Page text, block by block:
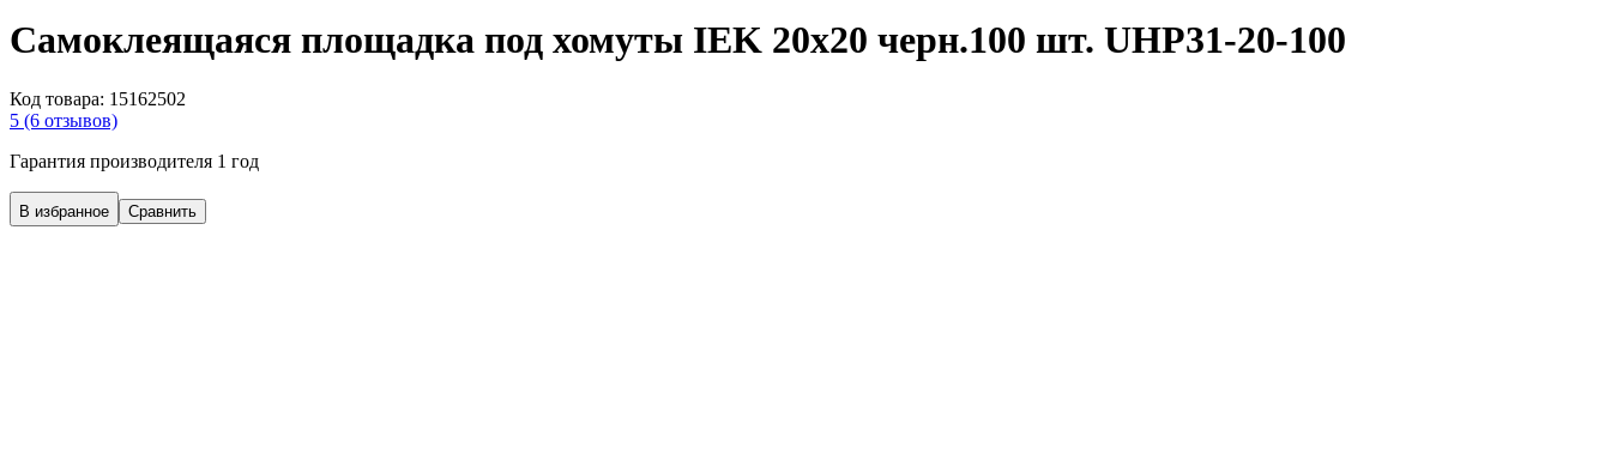
Самоклеящаяся площадка под хомуты IEK 20x20 черн.100 шт. UHP31-20-100
Код товара: 15162502
5 (6 отзывов)
Гарантия производителя 1 год
В избранное Сравнить